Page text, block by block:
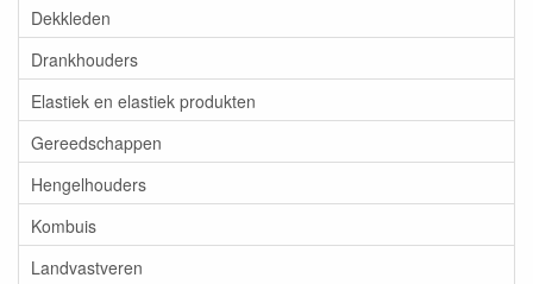
Dekkleden
Drankhouders
Elastiek en elastiek produkten
Gereedschappen
Hengelhouders
Kombuis
Landvastveren